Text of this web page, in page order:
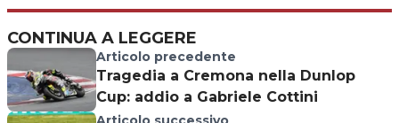
CONTINUA A LEGGERE
Articolo precedente
Tragedia a Cremona nella Dunlop
Cup: addio a Gabriele Cottini